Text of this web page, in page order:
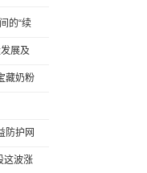
的“续
展及
藏奶粉
防护网
这波涨